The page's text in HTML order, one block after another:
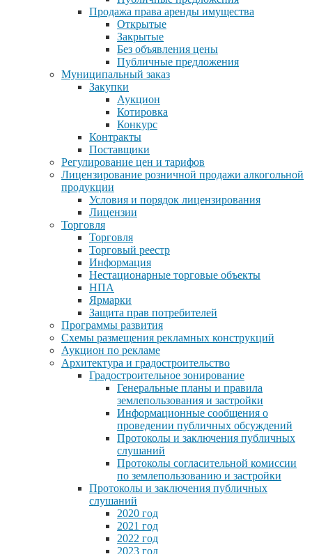
Продажа права аренды имущества
Открытые
Закрытые
Без объявления цены
Публичные предложения
Муниципальный заказ
Закупки
Аукцион
Котировка
Конкурс
Контракты
Поставщики
Регулирование цен и тарифов
Лицензирование розничной продажи алкогольной
продукции
Условия и порядок лицензирования
Лицензии
Торговля
Торговля
Торговый реестр
Информация
Нестационарные торговые объекты
НПА
Ярмарки
Защита прав потребителей
Программы развития
Схемы размещения рекламных конструкций
Аукцион по рекламе
Архитектура и градостроительство
Градостроительное зонирование
Генеральные планы и правила
землепользования и застройки
Информационные сообщения о
проведении публичных обсуждений
Протоколы и заключения публичных
слушаний
Протоколы согласительной комиссии
по землепользованию и застройки
Протоколы и заключения публичных
слушаний
2020 год
2021 год
2022 год
2023 год